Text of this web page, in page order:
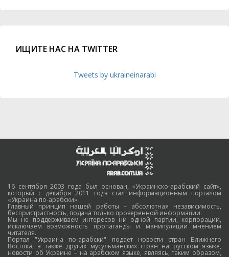
ИЩИТЕ НАС НА TWITTER
Tweets by ukraineinarabi
16 сентября 2003 года был основан, «Украинско-арабский сайт»,
который с декабря 2011 года стал информационным порталом
«Украина по-арабски».
Главный принцип нашей работы – абсолютная независимость,
беспристрастность, подача только проверенной информации.
Мы не поддерживаем интересов ни одной партии, корпорации,
исключаем возможность пропаганды и манипуляции мнением
читателя.
Портал "Украина по-арабски" подает новости стран Ближнего
Востока, а также других мусульманских стран на русском языке,
новости об Украине – на арабском языке, являясь, таким образом,